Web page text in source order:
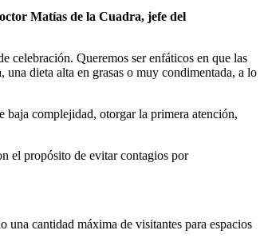
Matías de la Cuadra, jefe del
celebración. Queremos ser enfáticos en que las
una dieta alta en grasas o muy condimentada, a lo
baja complejidad, otorgar la primera atención,
el propósito de evitar contagios por
cantidad máxima de visitantes para espacios